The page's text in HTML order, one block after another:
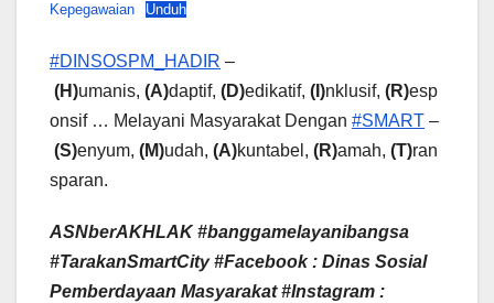
Kepegawaian
Unduh
#DINSOSPM_HADIR –
(H)umanis, (A)daptif, (D)edikatif, (I)nklusif, (R)esp
onsif … Melayani Masyarakat Dengan #SMART –
(S)enyum, (M)udah, (A)kuntabel, (R)amah, (T)ran
sparan.
ASNberAKHLAK #banggamelayanibangsa
#TarakanSmartCity #Facebook : Dinas Sosial
Pemberdayaan Masyarakat #Instagram :